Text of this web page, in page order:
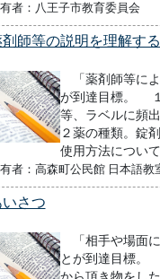
者：八王子市教育委員会
師等の説明を理解する
「薬剤師等によ
が到達目標。 １
等、ラベルに頻
２薬の種類。錠
使用方法につい
者：高森町公民館 日本語教
さつ
「相手や場面に
とが到達目標。